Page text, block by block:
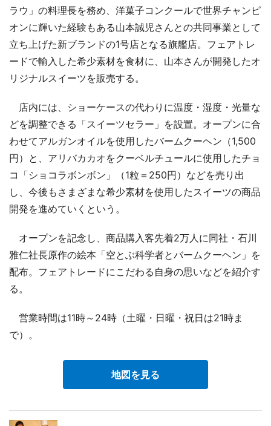
ラウ」の料理長を務め、洋菓子コンクールで世界チャンピ
オンに輝いた経験もある山本誠児さんとの共同事業として
立ち上げた新ブランドの1号店となる旗艦店。フェアトレ
ードで輸入した希少素材を食材に、山本さんが開発したオ
リジナルスイーツを販売する。
店内には、ショーケースの代わりに温度・湿度・光量な
どを調整できる「スイーツセラー」を設置。オープンに合
わせてアルガンオイルを使用したバームクーヘン（1,500
円）と、アリバカカオをクーベルチュールに使用したチョ
コ「ショコラボンボン」（1粒＝250円）などを売り出
し、今後もさまざまな希少素材を使用したスイーツの商品
開発を進めていくという。
オープンを記念し、商品購入客先着2万人に同社・石川
雅仁社長原作の絵本「空とぶ科学者とバームクーヘン」を
配布。フェアトレードにこだわる自身の思いなどを紹介す
る。
営業時間は11時～24時（土曜・日曜・祝日は21時ま
で）。
地図を見る